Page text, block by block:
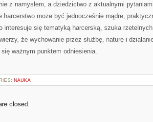
z namysłem, a dziedzictwo z aktualnymi
harcerstwo może być jednocześnie mądre,
interesuje się tematyką harcerską, szuka
że wychowanie przez służbę, naturę i
ważnym punktem odniesienia.
NAUKA
closed.